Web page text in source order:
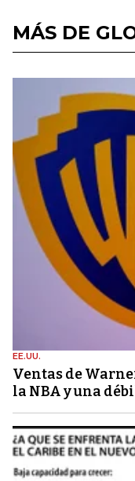
MÁS DE
EE.UU.
Ventas de
la NBA y una